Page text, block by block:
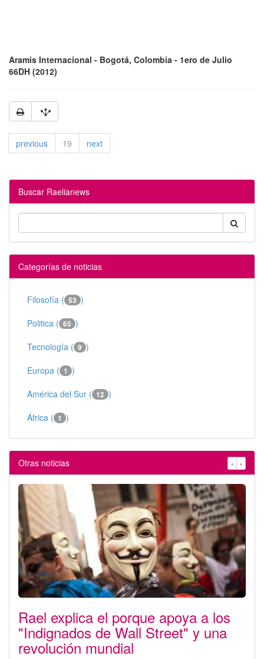
Aramis Internacional - Bogotá, Colombia - 1ero de Julio
66DH (2012)
previous 19 next
Buscar Raelianews
Categorías de noticias
Filosofía ( 53 )
Politica ( 65 )
Tecnología ( 9 )
Europa ( 1 )
América del Sur ( 12 )
África ( 1 )
Otras noticias ‹ ›
Rael explica el porque apoya a los
"Indignados de Wall Street" y una
revolución mundial